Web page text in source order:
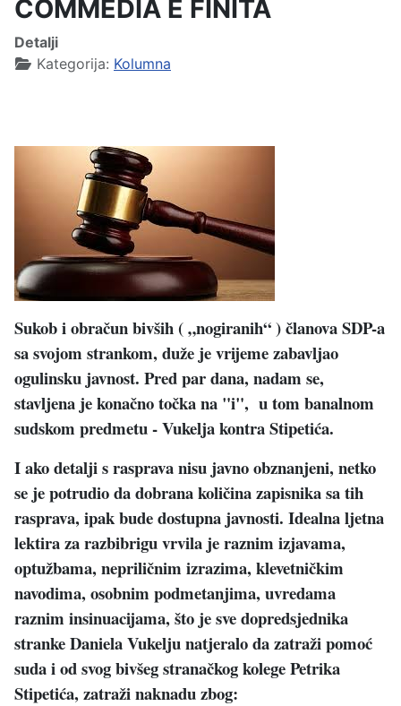
COMMEDIA E FINITA
Detalji
Kategorija: Kolumna
Sukob i obračun bivših ( „nogiranih“ ) članova SDP-a
sa svojom strankom, duže je vrijeme zabavljao
ogulinsku javnost. Pred par dana, nadam se,
stavljena je konačno točka na "i", u tom banalnom
sudskom predmetu - Vukelja kontra Stipetića.
I ako detalji s rasprava nisu javno obznanjeni, netko
se je potrudio da dobrana količina zapisnika sa tih
rasprava, ipak bude dostupna javnosti. Idealna ljetna
lektira za razbibrigu vrvila je raznim izjavama,
optužbama, nepriličnim izrazima, klevetničkim
navodima, osobnim podmetanjima, uvredama
raznim insinuacijama, što je sve dopredsjednika
stranke Daniela Vukelju natjeralo da zatraži pomoć
suda i od svog bivšeg stranačkog kolege Petrika
Stipetića, zatraži naknadu zbog: